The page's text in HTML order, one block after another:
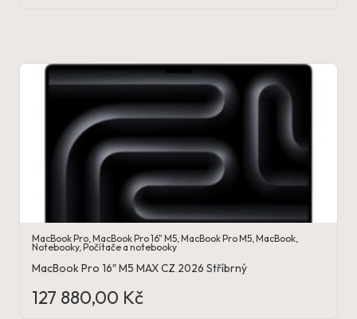
MacBook Pro,MacBook Pro 16" M5,MacBook Pro M5,MacBook,
Notebooky,Počítače a notebooky
MacBook Pro 16″ M5 MAX CZ 2026 Stříbrný
127 880,00 Kč